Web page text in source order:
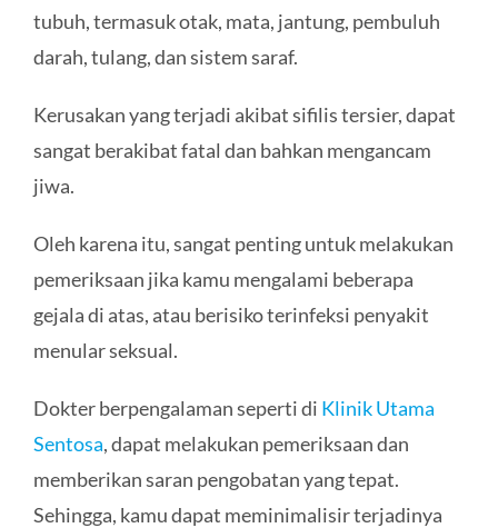
tubuh, termasuk otak, mata, jantung, pembuluh
darah, tulang, dan sistem saraf.
Kerusakan yang terjadi akibat sifilis tersier, dapat
sangat berakibat fatal dan bahkan mengancam
jiwa.
Oleh karena itu, sangat penting untuk melakukan
pemeriksaan jika kamu mengalami beberapa
gejala di atas, atau berisiko terinfeksi penyakit
menular seksual.
Dokter berpengalaman seperti di Klinik Utama
Sentosa, dapat melakukan pemeriksaan dan
memberikan saran pengobatan yang tepat.
Sehingga, kamu dapat meminimalisir terjadinya